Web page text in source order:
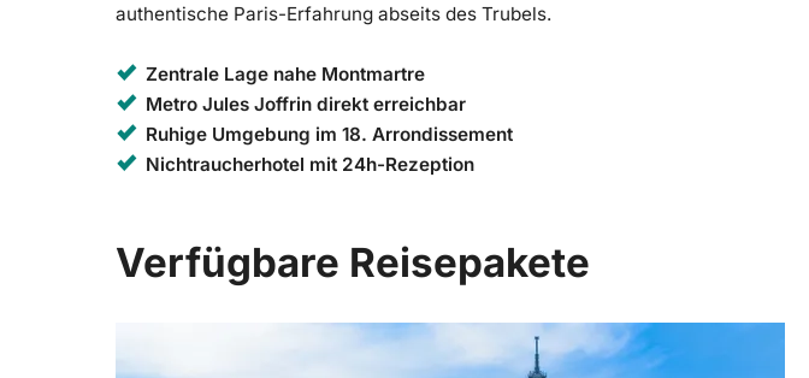
authentische Paris-Erfahrung abseits des Trubels.
Zentrale Lage nahe Montmartre
Metro Jules Joffrin direkt erreichbar
Ruhige Umgebung im 18. Arrondissement
Nichtraucherhotel mit 24h-Rezeption
Verfügbare Reisepakete